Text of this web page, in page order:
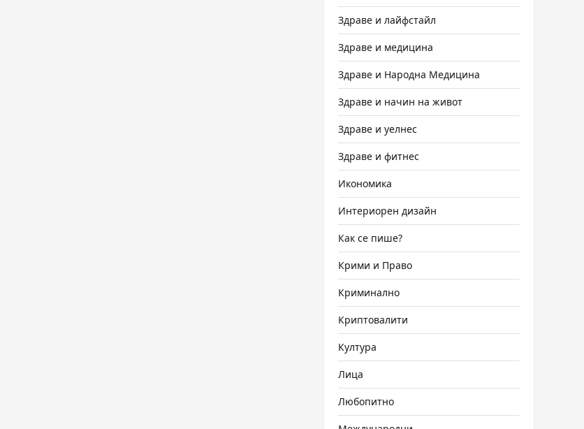
Здраве и лайфстайл
Здраве и медицина
Здраве и Народна Медицина
Здраве и начин на живот
Здраве и уелнес
Здраве и фитнес
Икономика
Интериорен дизайн
Как се пише?
Крими и Право
Криминално
Криптовалити
Култура
Лица
Любопитно